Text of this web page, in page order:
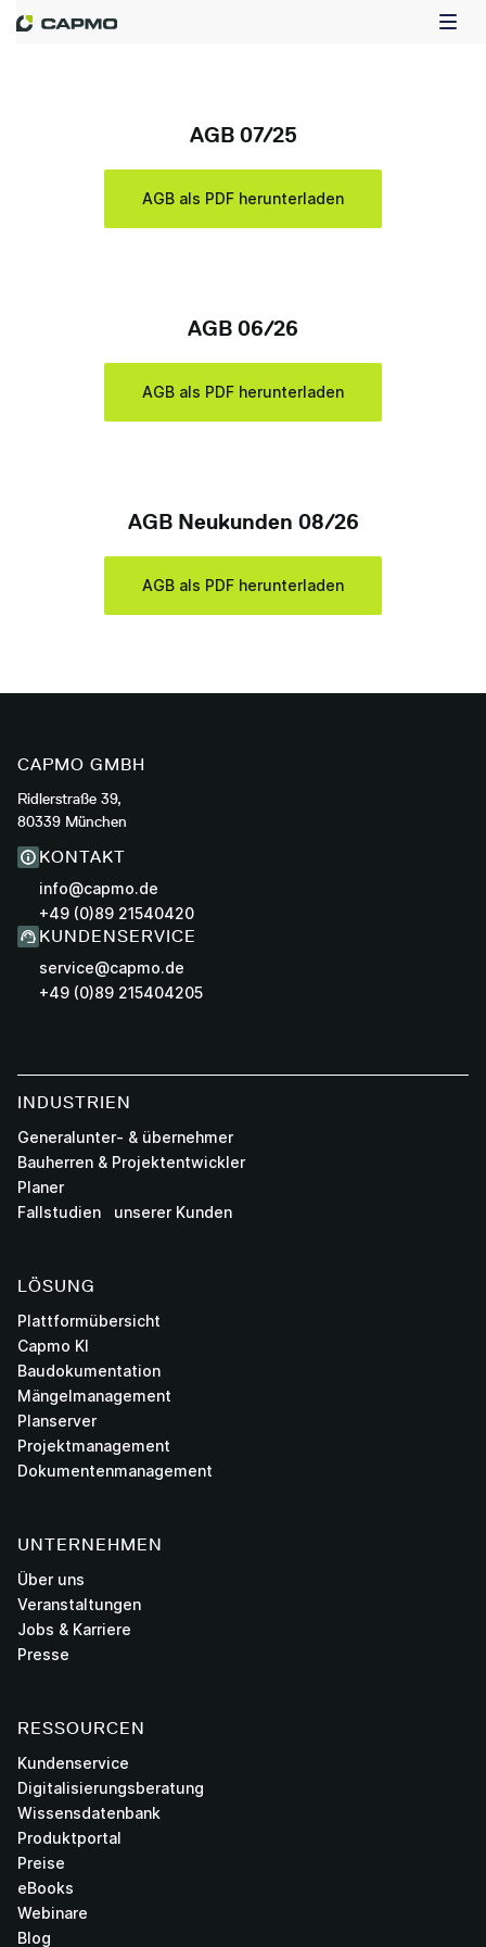
AGB 07/25
AGB als PDF herunterladen
AGB 06/26
AGB als PDF herunterladen
AGB Neukunden 08/26
AGB als PDF herunterladen
CAPMO GMBH
Ridlerstraße 39,
80339 München
KONTAKT
info@capmo.de
+49 (0)89 21540420
KUNDENSERVICE
service@capmo.de
+49 (0)89 215404205
INDUSTRIEN
Generalunter- & übernehmer
Bauherren & Projektentwickler
Planer
Fallstudien unserer Kunden
LÖSUNG
Plattformübersicht
Capmo KI
Baudokumentation
Mängelmanagement
Planserver
Projektmanagement
Dokumentenmanagement
UNTERNEHMEN
Über uns
Veranstaltungen
Jobs & Karriere
Presse
RESSOURCEN
Kundenservice
Digitalisierungsberatung
Wissensdatenbank
Produktportal
Preise
eBooks
Webinare
Blog